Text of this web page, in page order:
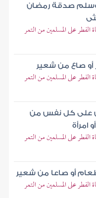
وسلم صدقة رمضان
على المسلمين من التمر
أو صاع من شعير
على المسلمين من التمر
على كل نفس من
امرأة
على المسلمين من التمر
أو صاعا من شعير
على المسلمين من التمر